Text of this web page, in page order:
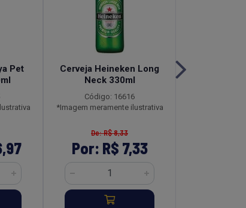
Pet
Cerveja Heineken Long
Neck 330ml
Código: 16616
*Imagem meramente ilustrativa
De: R$ 8,33
Por: R$ 7,33